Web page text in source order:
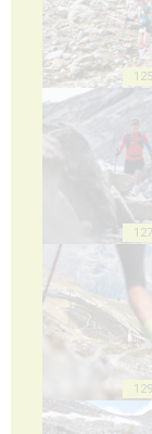
125
127
129